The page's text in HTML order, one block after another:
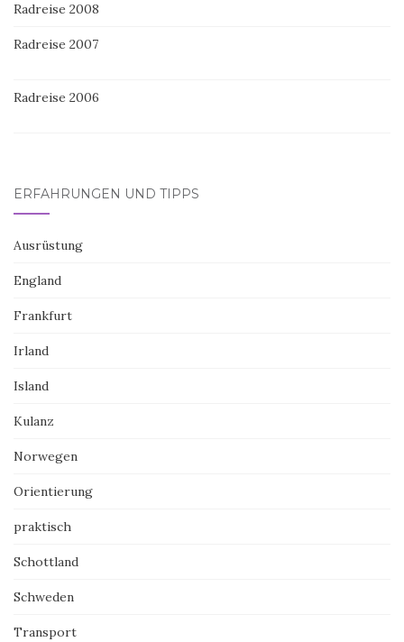
Radreise 2008
Radreise 2007
Radreise 2006
ERFAHRUNGEN UND TIPPS
Ausrüstung
England
Frankfurt
Irland
Island
Kulanz
Norwegen
Orientierung
praktisch
Schottland
Schweden
Transport